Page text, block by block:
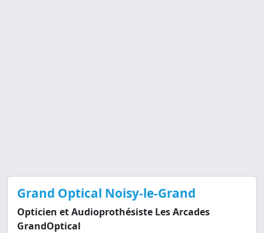
Grand Optical Noisy-le-Grand
Opticien et Audioprothésiste Les Arcades
GrandOptical